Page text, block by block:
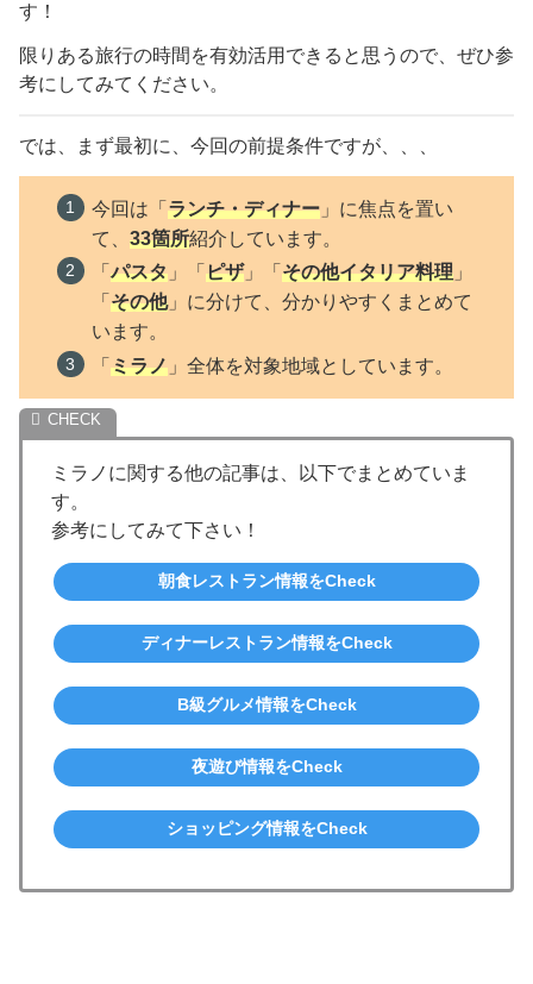
す！
限りある旅行の時間を有効活用できると思うので、ぜひ参
考にしてみてください。
では、まず最初に、今回の前提条件ですが、、、
今回は「ランチ・ディナー 」に焦点を置い
て、33箇所紹介しています。
「パスタ 」「ピザ」「その他イタリア料理 」
「その他」に分けて、分かりやすくまとめて
います。
「ミラノ 」全体を対象地域としています。
ミラノに関する他の記事は、以下でまとめていま
す。
参考にしてみて下さい！
朝食レストラン情報をCheck
ディナーレストラン情報をCheck
B級グルメ情報をCheck
夜遊び情報をCheck
ショッピング情報をCheck